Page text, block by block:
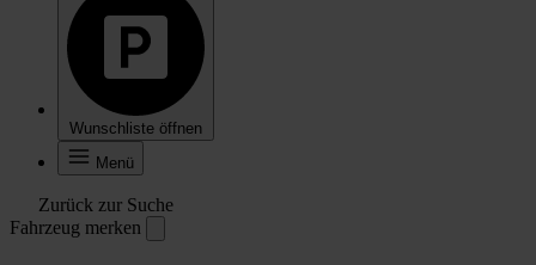
Wunschliste öffnen
Menü
Zurück zur Suche
Fahrzeug merken